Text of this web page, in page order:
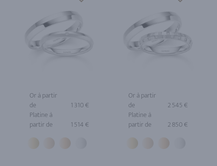
Or à partir
de
1 310 €
Platine à
partir de
1 514 €
Or à partir
de
2 545 €
Platine à
partir de
2 850 €